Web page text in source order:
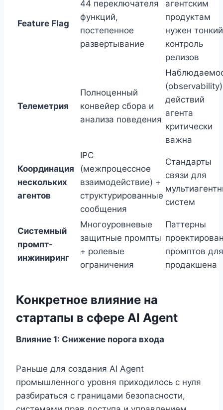
Feature Flag
44 переключателя
функций,
постепенное
развертывание
агентским
продуктам
нужен тонкий
контроль
релизов
Телеметрия
Полноценный
конвейер сбора и
анализа поведения
(observability)
действий
агента
критически
важна
Координация
нескольких
агентов
IPC
(межпроцессное
взаимодействие) +
структурированные
сообщения
Стандарты
связи для
систем
Системный
промпт-
инжиниринг
Многоуровневые
защитные промпты
+ ролевые
ограничения
Паттерны
промптов для
продакшена
Конкретное влияние на
стартапы в сфере AI Agent
Влияние 1: Снижение порога входа
Раньше для создания AI Agent
промышленного уровня приходилось с нуля
разбираться с границами безопасности,